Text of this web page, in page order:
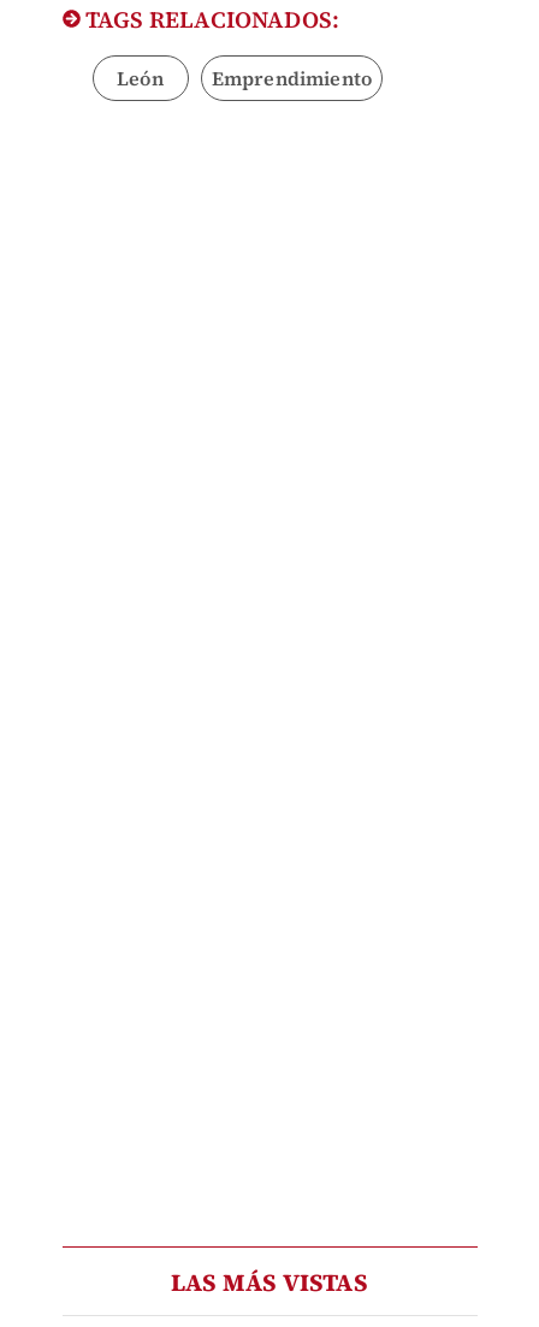
TAGS RELACIONADOS:
León Emprendimiento
LAS MÁS VISTAS